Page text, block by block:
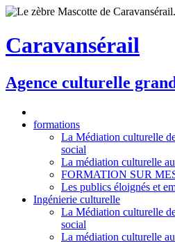
Caravansérail
Agence culturelle
formations
La Médiation culturelle
social
La médiation culturelle
FORMATION SUR
Les publics éloignés et
Ingénierie culturelle
La Médiation culturelle
social
La médiation culturelle